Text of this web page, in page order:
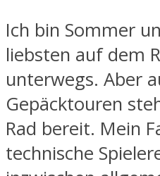
Ich bin Sommer
liebsten auf dem
unterwegs. Aber
Gepäcktouren
Rad bereit. Mein
technische